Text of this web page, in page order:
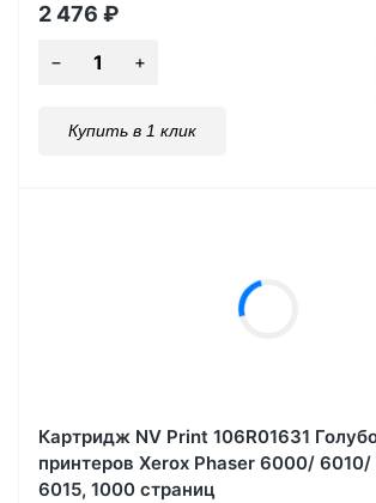
2 476 ₽
Купить в 1 клик
Картридж NV Print 106R01631
принтеров Xerox Phaser 6000/
6015, 1000 страниц